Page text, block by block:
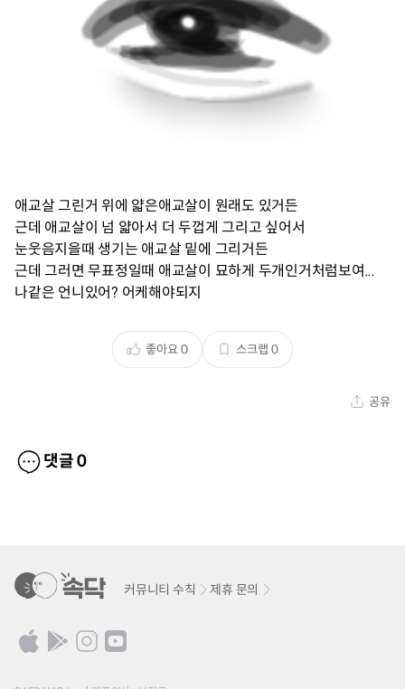
애교살 그린거 위에 얇은애교살이 원래도 있거든
근데 애교살이 넘 얇아서 더 두껍게 그리고 싶어서
눈웃음지을때 생기는 애교살 밑에 그리거든
근데 그러면 무표정일때 애교살이 묘하게 두개인거처럼보여...
나같은 언니있어? 어케해야되지
좋아요0 스크랩 0
공유
댓글0
커뮤니티 수칙 제휴 문의